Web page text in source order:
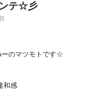
テ☆彡
ーのマツモトです☆
和感